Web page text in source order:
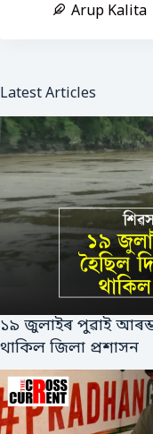
Arup Kalita
Latest Articles
১৯ জুলাইৰ পুৱাই
থাকিল জিলা প্ৰশাসন